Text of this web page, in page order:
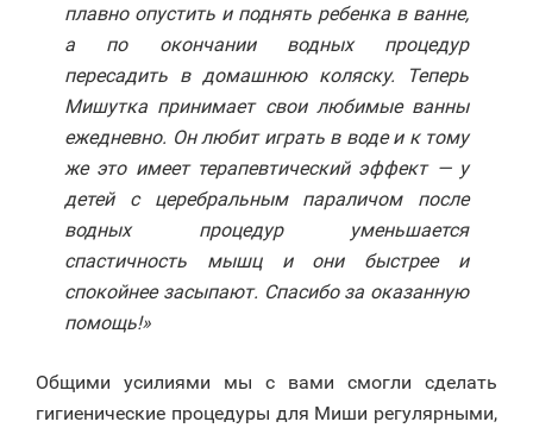
плавно опустить и поднять ребенка в ванне,
а по окончании водных процедур
пересадить в домашнюю коляску. Теперь
Мишутка принимает свои любимые ванны
ежедневно. Он любит играть в воде и к тому
же это имеет терапевтический эффект — у
детей с церебральным параличом после
водных процедур уменьшается
спастичность мышц и они быстрее и
спокойнее засыпают. Спасибо за оказанную
помощь!»
Общими усилиями мы с вами смогли сделать
гигиенические процедуры для Миши регулярными,